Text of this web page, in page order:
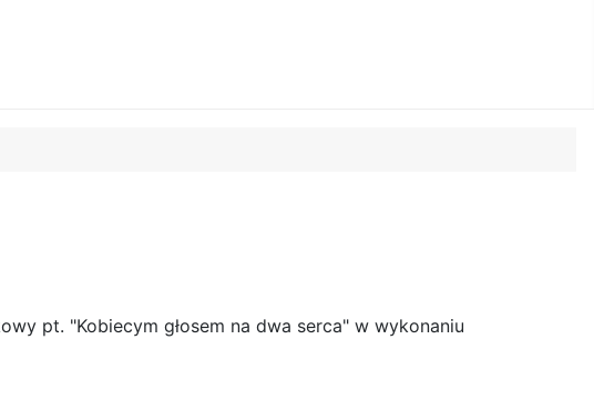
pt. "Kobiecym głosem na dwa serca" w wykonaniu